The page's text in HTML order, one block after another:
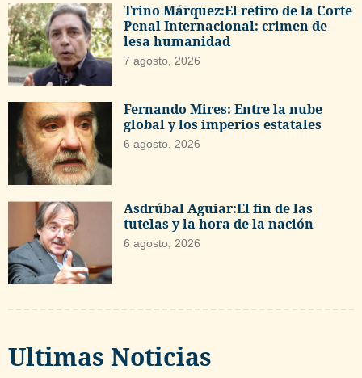
Trino Márquez:El retiro de la Corte
Penal Internacional: crimen de
lesa humanidad
7 agosto, 2026
Fernando Mires: Entre la nube
global y los imperios estatales
6 agosto, 2026
Asdrúbal Aguiar:El fin de las
tutelas y la hora de la nación
6 agosto, 2026
Ultimas Noticias